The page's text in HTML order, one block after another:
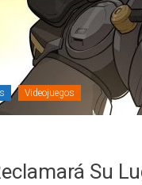
Videojuegos
Su